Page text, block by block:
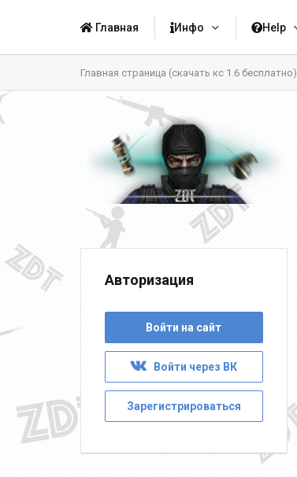
Главная Инфо Help
Главная страница (скачать кс 1.6 бесплатно)
Авторизация
Войти на сайт
Войти через ВК
Зарегистрироваться